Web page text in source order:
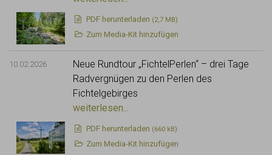
PDF herunterladen (2,7 MB)
Zum Media-Kit hinzufügen
10.02.2026
Neue Rundtour „FichtelPerlen“ – drei Tage
Radvergnügen zu den Perlen des
Fichtelgebirges
weiterlesen...
PDF herunterladen (660 kB)
Zum Media-Kit hinzufügen